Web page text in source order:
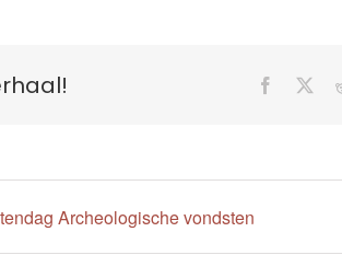
Facebook
Archeologische vondsten